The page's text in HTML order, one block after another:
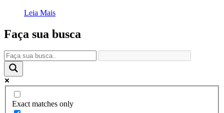
Leia Mais
Faça sua busca
Exact matches only